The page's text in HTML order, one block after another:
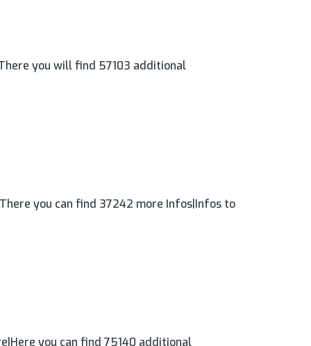
you will find 57103 additional
you can find 37242 more Infos|Infos to
you can find 75140 additional